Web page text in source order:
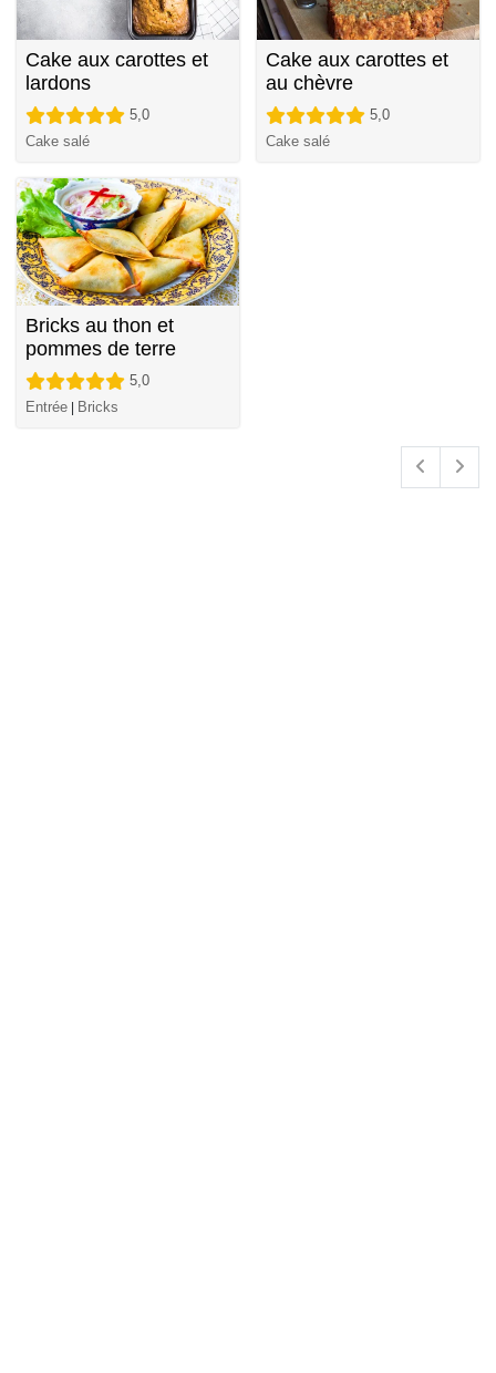
Cake aux carottes et
lardons
5,0
Cake salé
Cake aux carottes et
au chèvre
5,0
Cake salé
Bricks au thon et
pommes de terre
5,0
Entrée
Bricks